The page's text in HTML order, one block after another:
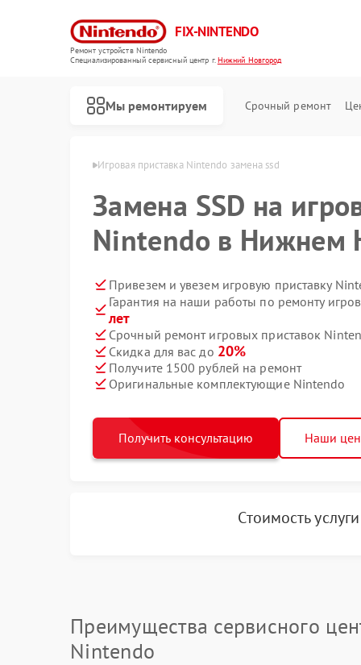
FIX-NINTENDO
Ремонт устройств Nintendo
Специализированный cервисный центр г.Нижний Новгород
Мы ремонтируем Срочный ремонт
Игровая приставка Nintendo замена ssd
Замена SSD на
Nintendo в Нижнем
Привезем и увезем игровую приставку
Гарантия на наши работы по ремонту
лет
Срочный ремонт игровых приставок
Скидка для вас до 20%
Получите 1500 рублей на ремонт
Оригинальные комплектующие Nintendo
Получить консультацию Наши
Стоимость
Преимущества сервисного
Nintendo